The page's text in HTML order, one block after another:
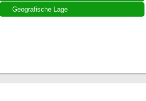
Geografische Lage